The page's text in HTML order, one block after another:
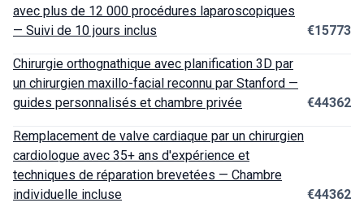
avec plus de 12 000 procédures laparoscopiques
— Suivi de 10 jours inclus
€15773
Chirurgie orthognathique avec planification 3D par
un chirurgien maxillo-facial reconnu par Stanford —
guides personnalisés et chambre privée
€44362
Remplacement de valve cardiaque par un chirurgien
cardiologue avec 35+ ans d'expérience et
techniques de réparation brevetées — Chambre
individuelle incluse
€44362